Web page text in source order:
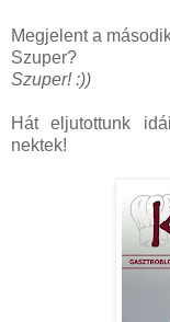
Megjelent a
Szuper?
Szuper! :))
Hát eljutottunk
nektek!